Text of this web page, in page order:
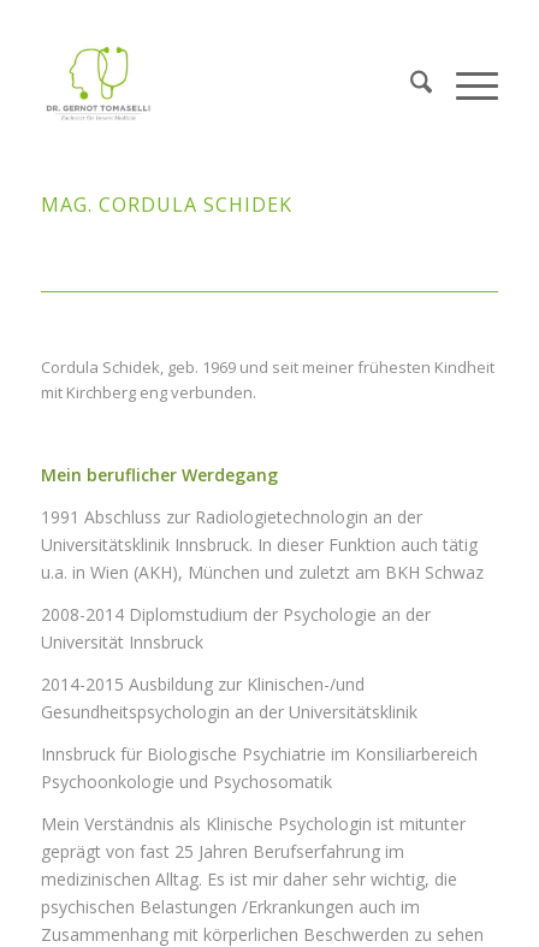
MAG. CORDULA SCHIDEK
Cordula Schidek, geb. 1969 und seit meiner frühesten Kindheit
mit Kirchberg eng verbunden.
Mein beruflicher Werdegang
1991 Abschluss zur Radiologietechnologin an der
Universitätsklinik Innsbruck. In dieser Funktion auch tätig
u.a. in Wien (AKH), München und zuletzt am BKH Schwaz
2008-2014 Diplomstudium der Psychologie an der
Universität Innsbruck
2014-2015 Ausbildung zur Klinischen-/und
Gesundheitspsychologin an der Universitätsklinik
Innsbruck für Biologische Psychiatrie im Konsiliarbereich
Psychoonkologie und Psychosomatik
Mein Verständnis als Klinische Psychologin ist mitunter
geprägt von fast 25 Jahren Berufserfahrung im
medizinischen Alltag. Es ist mir daher sehr wichtig, die
psychischen Belastungen /Erkrankungen auch im
Zusammenhang mit körperlichen Beschwerden zu sehen